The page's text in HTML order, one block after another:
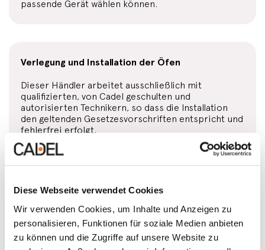
Diese Webseite verwendet Cookies
Wir verwenden Cookies, um Inhalte und Anzeigen zu
personalisieren, Funktionen für soziale Medien anbieten
zu können und die Zugriffe auf unsere Website zu
passende Gerät wählen können.
Verlegung und Installation der Öfen
Dieser Händler arbeitet ausschließlich mit
qualifizierten, von Cadel geschulten und
autorisierten Technikern, so dass die Installation
den geltenden Gesetzesvorschriften entspricht und
fehlerfrei erfolgt.
Kauf auf Raten
Bei diesem Händler können Sie Ihren Ofen oder
Kamin auf Raten kaufen. Sehen Sie die
entsprechenden Bedingungen in der Verkaufsstelle.